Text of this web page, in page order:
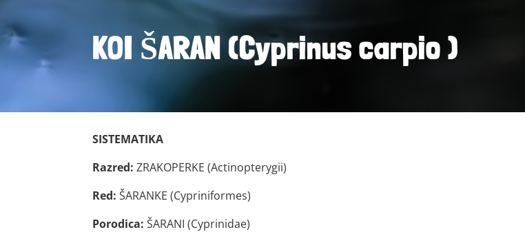
KOI ŠARAN (Cyprinus carpio )
SISTEMATIKA
Razred:ZRAKOPERKE (Actinopterygii)
Red: ŠARANKE (Cypriniformes)
Porodica: ŠARANI (Cyprinidae)